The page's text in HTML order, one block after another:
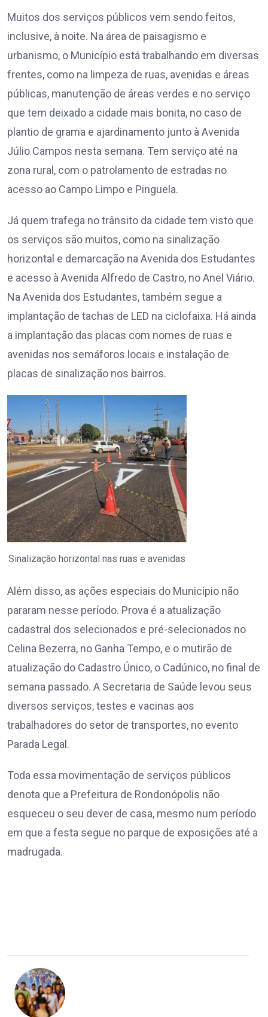
Muitos dos serviços públicos vem sendo feitos,
inclusive, à noite. Na área de paisagismo e
urbanismo, o Município está trabalhando em diversas
frentes, como na limpeza de ruas, avenidas e áreas
públicas, manutenção de áreas verdes e no serviço
que tem deixado a cidade mais bonita, no caso de
plantio de grama e ajardinamento junto à Avenida
Júlio Campos nesta semana. Tem serviço até na
zona rural, com o patrolamento de estradas no
acesso ao Campo Limpo e Pinguela.
Já quem trafega no trânsito da cidade tem visto que
os serviços são muitos, como na sinalização
horizontal e demarcação na Avenida dos Estudantes
e acesso à Avenida Alfredo de Castro, no Anel Viário.
Na Avenida dos Estudantes, também segue a
implantação de tachas de LED na ciclofaixa. Há ainda
a implantação das placas com nomes de ruas e
avenidas nos semáforos locais e instalação de
placas de sinalização nos bairros.
Sinalização horizontal nas ruas e avenidas
Além disso, as ações especiais do Município não
pararam nesse período. Prova é a atualização
cadastral dos selecionados e pré-selecionados no
Celina Bezerra, no Ganha Tempo, e o mutirão de
atualização do Cadastro Único, o Cadúnico, no final de
semana passado. A Secretaria de Saúde levou seus
diversos serviços, testes e vacinas aos
trabalhadores do setor de transportes, no evento
Parada Legal.
Toda essa movimentação de serviços públicos
denota que a Prefeitura de Rondonópolis não
esqueceu o seu dever de casa, mesmo num período
em que a festa segue no parque de exposições até a
madrugada.